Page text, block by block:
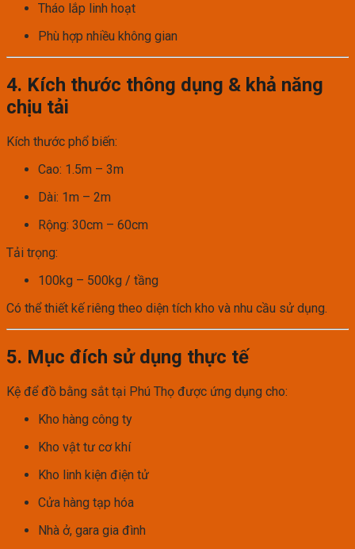
Tháo lắp linh hoạt
Phù hợp nhiều không gian
4. Kích thước thông dụng & khả năng
chịu tải
Kích thước phổ biến:
Cao: 1.5m – 3m
Dài: 1m – 2m
Rộng: 30cm – 60cm
Tải trọng:
100kg – 500kg / tầng
Có thể thiết kế riêng theo diện tích kho và nhu cầu sử dụng.
5. Mục đích sử dụng thực tế
Kệ để đồ bằng sắt tại Phú Thọ được ứng dụng cho:
Kho hàng công ty
Kho vật tư cơ khí
Kho linh kiện điện tử
Cửa hàng tạp hóa
Nhà ở, gara gia đình